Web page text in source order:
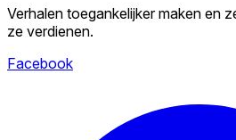
Verhalen toegankelijker maken en
ze verdienen.
Facebook